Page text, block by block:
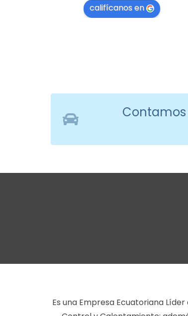
califícanos en
Es una Empresa Ecuatoriana